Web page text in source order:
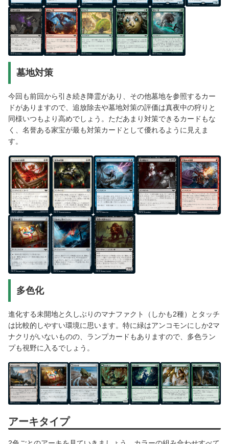
墓地対策
今回も前回から引き続き降霊があり、その他墓地を参照するカー
ドがありますので、追放除去や墓地対策の評価は真夜中の狩りと
同様いつもより高めでしょう。ただあまり対策できるカードもな
く、名誉ある家宝が最も対策カードとして優れるように見えま
す。
多色化
進化する未開地と久しぶりのマナファクト（しかも2種）とタッチ
は比較的しやすい環境に思います。特に緑はアンコモンにしか2マ
ナクリがいないものの、ランプカードもありますので、多色ラン
プも視野に入るでしょう。
アーキタイプ